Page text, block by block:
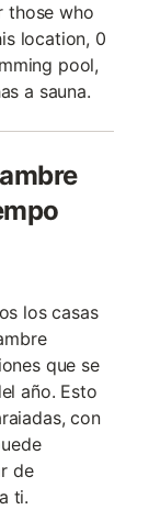
those who
location, 0
pool,
a sauna.
los casas
que se
año. Esto
con
de
ti.